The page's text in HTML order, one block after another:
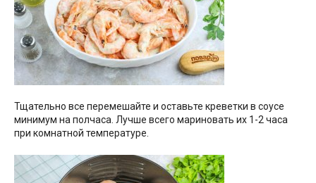
Тщательно все перемешайте и оставьте креветки в соусе
минимум на полчаса. Лучше всего мариновать их 1-2 часа
при комнатной температуре.